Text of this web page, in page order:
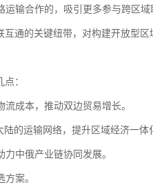
输合作的，吸引更多参与跨区域
通的关键纽带，对构建开放型
：
成本，推动双边贸易增长。
的运输网络，提升区域经济一体
中俄产业链协同发展。
案。